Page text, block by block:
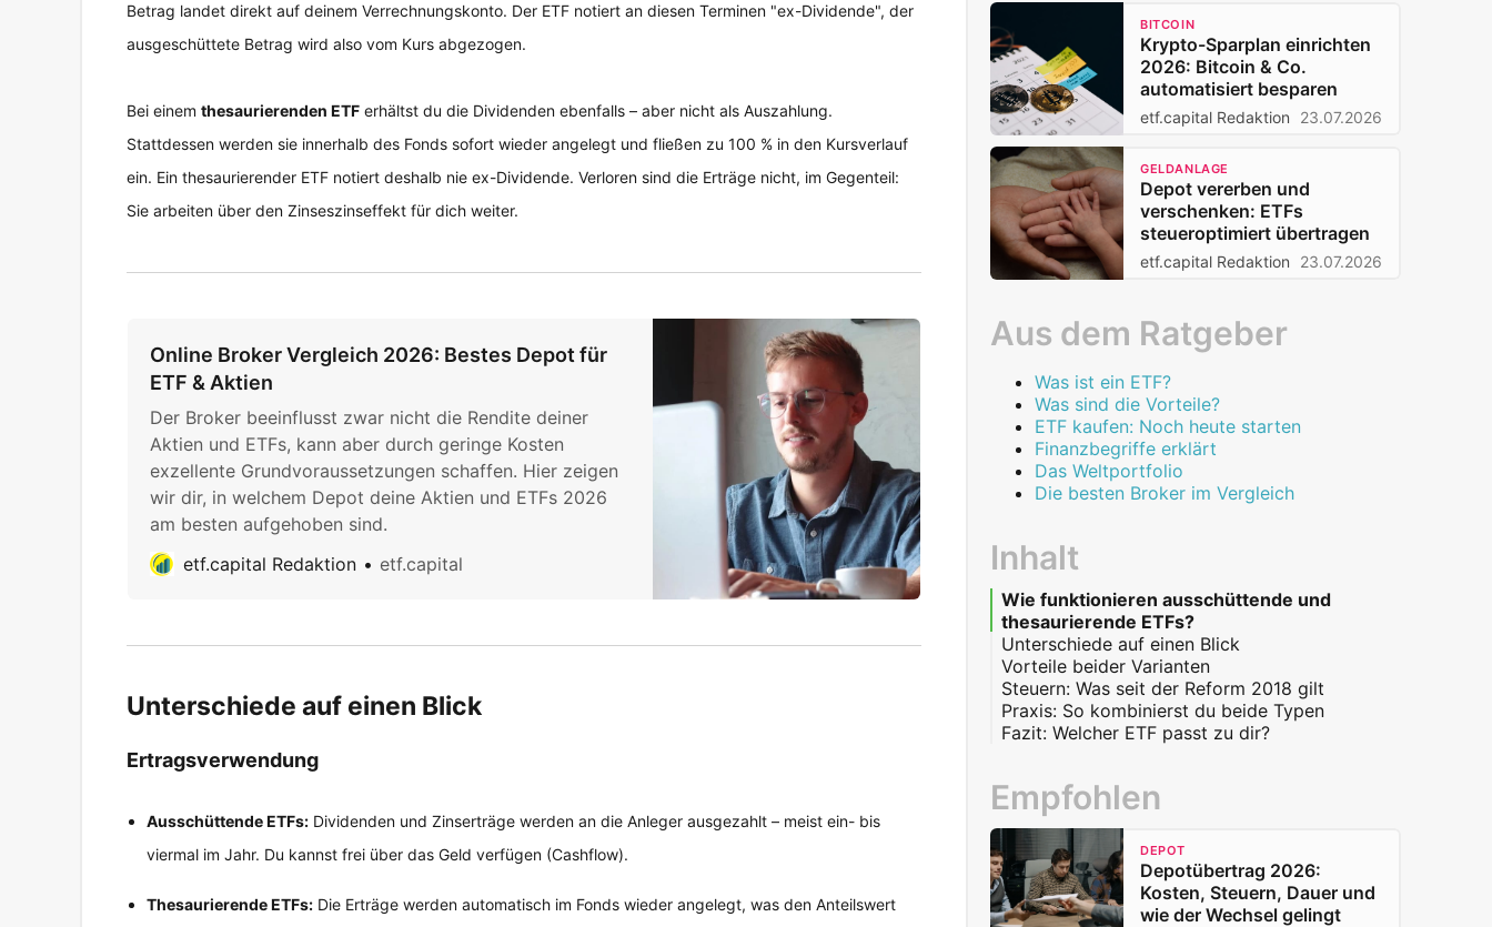
Betrag landet direkt auf deinem Verrechnungskonto. Der ETF notiert an diesen Terminen "ex-Dividende", der
ausgeschüttete Betrag wird also vom Kurs abgezogen.
Bei einem thesaurierenden ETF erhältst du die Dividenden ebenfalls – aber nicht als Auszahlung.
Stattdessen werden sie innerhalb des Fonds sofort wieder angelegt und fließen zu 100 % in den Kursverlauf
ein. Ein thesaurierender ETF notiert deshalb nie ex-Dividende. Verloren sind die Erträge nicht, im Gegenteil:
Sie arbeiten über den Zinseszinseffekt für dich weiter.
Online Broker Vergleich 2026: Bestes Depot für
ETF & Aktien
Der Broker beeinflusst zwar nicht die Rendite deiner
Aktien und ETFs, kann aber durch geringe Kosten
exzellente Grundvoraussetzungen schaffen. Hier zeigen
wir dir, in welchem Depot deine Aktien und ETFs 2026
am besten aufgehoben sind.
etf.capital Redaktion
etf.capital
Unterschiede auf einen Blick
Ertragsverwendung
Ausschüttende ETFs: Dividenden und Zinserträge werden an die Anleger ausgezahlt – meist ein- bis
viermal im Jahr. Du kannst frei über das Geld verfügen (Cashflow).
Thesaurierende ETFs: Die Erträge werden automatisch im Fonds wieder angelegt, was den Anteilswert
BITCOIN
Krypto-Sparplan einrichten
2026: Bitcoin & Co.
automatisiert besparen
etf.capital Redaktion 23.07.2026
GELDANLAGE
Depot vererben und
verschenken: ETFs
steueroptimiert übertragen
etf.capital Redaktion 23.07.2026
Aus dem Ratgeber
Was ist ein ETF?
Was sind die Vorteile?
ETF kaufen: Noch heute starten
Finanzbegriffe erklärt
Das Weltportfolio
Die besten Broker im Vergleich
Inhalt
Wie funktionieren ausschüttende und
thesaurierende ETFs?
Unterschiede auf einen Blick
Vorteile beider Varianten
Vorteile ausschüttender ETFs
Vorteile thesaurierender ETFs
Steuern: Was seit der Reform 2018 gilt
Freibetrag, Abgeltungsteuer und
Teilfreistellung
Praxis: So kombinierst du beide Typen
Fazit: Welcher ETF passt zu dir?
Empfohlen
DEPOT
Depotübertrag 2026:
Kosten, Steuern, Dauer und
wie der Wechsel gelingt